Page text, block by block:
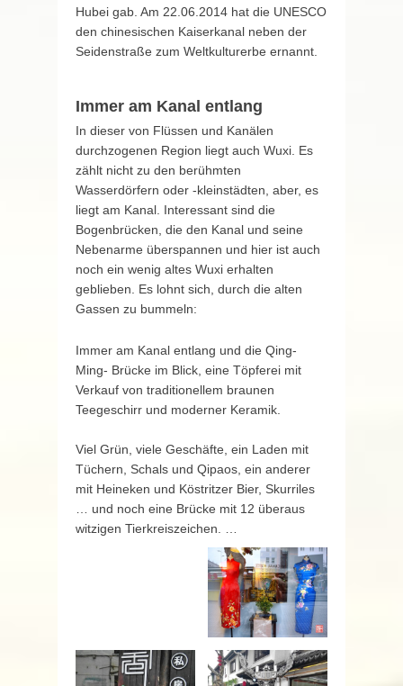
Hubei gab. Am 22.06.2014 hat die UNESCO
den chinesischen Kaiserkanal neben der
Seidenstraße zum Weltkulturerbe ernannt.
Immer am Kanal entlang
In dieser von Flüssen und Kanälen
durchzogenen Region liegt auch Wuxi. Es
zählt nicht zu den berühmten
Wasserdörfern oder -kleinstädten, aber, es
liegt am Kanal. Interessant sind die
Bogenbrücken, die den Kanal und seine
Nebenarme überspannen und hier ist auch
noch ein wenig altes Wuxi erhalten
geblieben. Es lohnt sich, durch die alten
Gassen zu bummeln:
Immer am Kanal entlang und die Qing-
Ming- Brücke im Blick, eine Töpferei mit
Verkauf von traditionellem braunen
Teegeschirr und moderner Keramik.
Viel Grün, viele Geschäfte, ein Laden mit
Tüchern, Schals und Qipaos, ein anderer
mit Heineken und Köstritzer Bier, Skurriles
… und noch eine Brücke mit 12 überaus
witzigen Tierkreiszeichen. …